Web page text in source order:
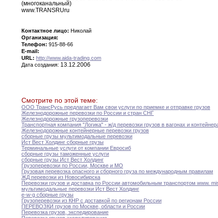
(многоканальный)
www.TRANSRUru
Контактное лицо: Николай
Организация:
Телефон: 915-88-66
E-mail:
URL: http://www.aida-trading.com
Дата создания: 13.12.2006
Смотрите по этой теме:
ООО ТрансРусь предлагает Вам свои услуги по приемке и отправке грузов
Железнодорожные перевозки по России и стран СНГ
Железнодорожные грузоперевозки
Транспортная компания "Логика" - ж/д перевозки грузов в вагонах и
Железнодорожные контейнерные перевозки грузов
сборные грузы мультимодальные перевозки
Ист Вест Холдинг сборные грузы
Терминальные услуги от компании Евросиб
сборные грузы таможенные услуги
сборные грузы Ист Вест Холдинг
Грузоперевозки по России Москве и МО
Грузовая перевозка опасного и сборного груза по международным правилам
ЖД перевозки из Новосибирска
Перевозки грузов и доставка по России автомобильным транспортом www.
мультимодальные перевозки Ист Вест Холдинг
e-w-g сборные грузы
Грузоперевозки из КНР с доставкой по регионам России
ПЕРЕВОЗКИ грузов по Москве области и России
Перевозка грузов экспедирование